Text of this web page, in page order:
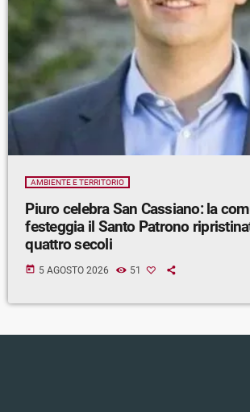
AMBIENTE E TERRITORIO
Piuro celebra San Cassiano: la
festeggia il Santo Patrono
quattro secoli
today 5 AGOSTO 2026 51